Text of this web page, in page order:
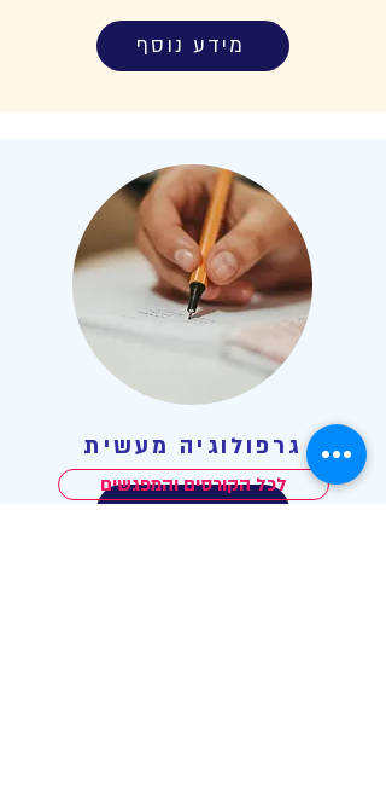
מידע נוסף
גרפולוגיה מעשית
מידע נוסף
לכל הקורסים והמפגשים